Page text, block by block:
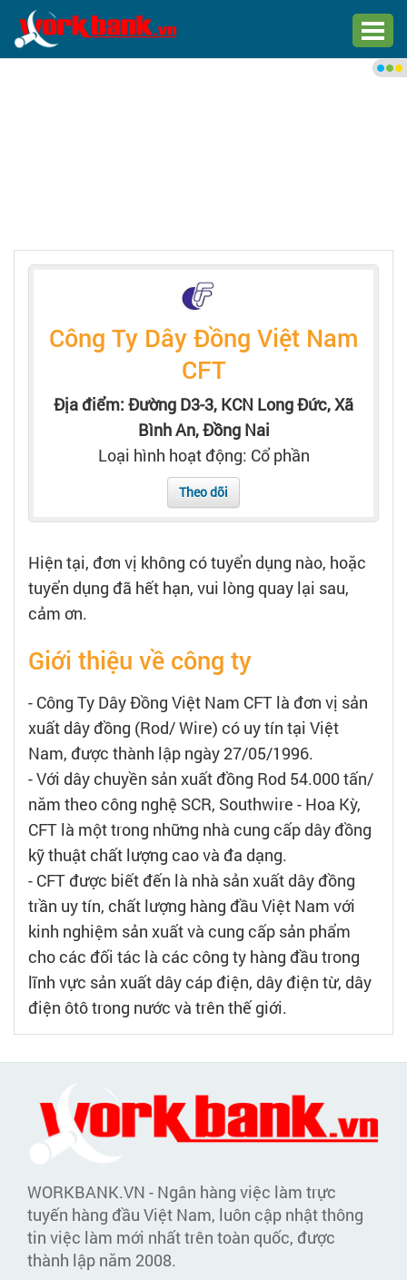
Trang chủ
Tạo hồ sơ
Cẩm nang việc làm
Bạn cần tuyển người
Nhà tuyển dụng
Công Ty Dây Đồng Việt Nam
CFT
Địa điểm: Đường D3-3, KCN Long Đức, Xã
Bình An, Đồng Nai
Loại hình hoạt động: Cổ phần
Theo dõi
Hiện tại, đơn vị không có tuyển dụng nào, hoặc
tuyển dụng đã hết hạn, vui lòng quay lại sau,
cảm ơn.
Giới thiệu về công ty
- Công Ty Dây Đồng Việt Nam CFT là đơn vị sản
xuất dây đồng (Rod/ Wire) có uy tín tại Việt
Nam, được thành lập ngày 27/05/1996.
- Với dây chuyền sản xuất đồng Rod 54.000 tấn/
năm theo công nghệ SCR, Southwire - Hoa Kỳ,
CFT là một trong những nhà cung cấp dây đồng
kỹ thuật chất lượng cao và đa dạng.
- CFT được biết đến là nhà sản xuất dây đồng
trần uy tín, chất lượng hàng đầu Việt Nam với
kinh nghiệm sản xuất và cung cấp sản phẩm
cho các đối tác là các công ty hàng đầu trong
lĩnh vực sản xuất dây cáp điện, dây điện từ, dây
điện ôtô trong nước và trên thế giới.
WORKBANK.VN - Ngân hàng việc làm trực
tuyến hàng đầu Việt Nam, luôn cập nhật thông
tin việc làm mới nhất trên toàn quốc, được
thành lập năm 2008.